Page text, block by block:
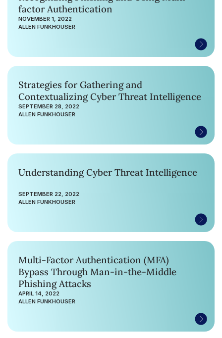
factor Authentication
NOVEMBER 1, 2022
ALLEN FUNKHOUSER
Strategies for Gathering and
Contextualizing Cyber Threat Intelligence
SEPTEMBER 28, 2022
ALLEN FUNKHOUSER
Understanding Cyber Threat Intelligence
SEPTEMBER 22, 2022
ALLEN FUNKHOUSER
Multi-Factor Authentication (MFA)
Bypass Through Man-in-the-Middle
Phishing Attacks
APRIL 14, 2022
ALLEN FUNKHOUSER